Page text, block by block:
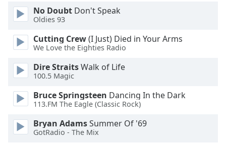
No Doubt Don't Speak
Oldies 93
Cutting Crew(I Just) Died in Your Arms
We Love the Eighties Radio
Dire StraitsWalk of Life
100.5 Magic
Bruce Springsteen Dancing In the Dark
113.FM The Eagle (Classic Rock)
Bryan AdamsSummer Of '69
GotRadio - The Mix